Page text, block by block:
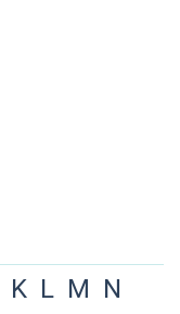
K L M N